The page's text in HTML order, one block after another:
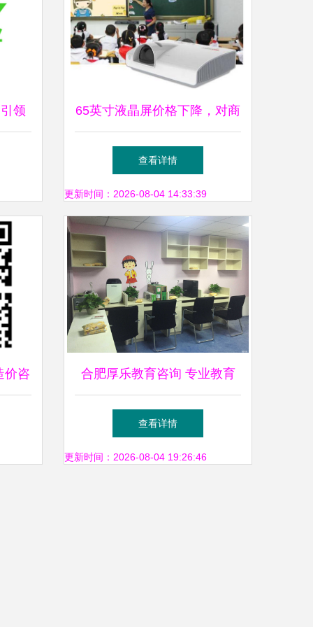
领 65英寸液晶屏价格下降，对商
教投影市场的冲击与重塑
查看详情
更新时间：2026-08-04 14:33:39
价咨 合肥厚乐教育咨询 专业教育
信息服务的领航者
查看详情
更新时间：2026-08-04 19:26:46